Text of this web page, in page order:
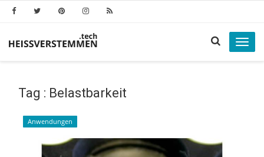
Tag : Belastbarkeit
Anwendungen